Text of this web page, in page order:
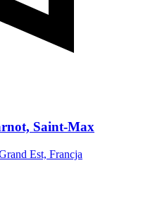
Saint-Max
Est, Francja